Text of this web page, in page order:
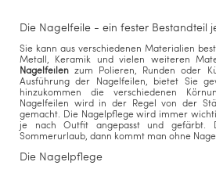
Die Nagelfeile - ein fester Bestandteil
Sie kann aus verschiedenen Materialien
Metall, Keramik und vielen weiteren
Nagelfeilenzum Polieren, Runden oder
Ausführung der Nagelfeilen, bietet Sie
hinzukommen die verschiedenen
Nagelfeilen wird in der Regel von der
gemacht. Die Nagelpflege wird immer
je nach Outfit angepasst und
Sommerurlaub, dann kommt man ohne
Die Nagelpflege